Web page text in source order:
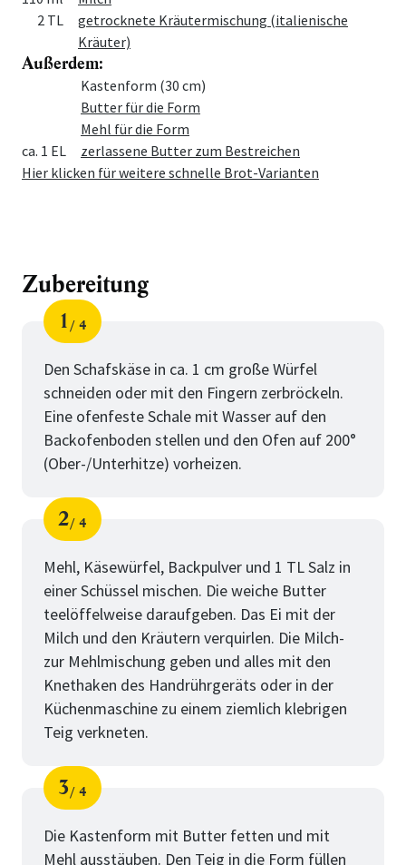
2 TL
getrocknete Kräutermischung (italienische
Kräuter)
Außerdem:
Zutat
Kastenform (30 cm)
Butter für die Form
Mehl für die Form
ca. 1 EL
zerlassene Butter zum Bestreichen
Hier klicken für weitere schnelle Brot-Varianten
Zubereitung
Schritt
1
von
4
Den Schafskäse in ca. 1 cm große Würfel
schneiden oder mit den Fingern zerbröckeln.
Eine ofenfeste Schale mit Wasser auf den
Backofenboden stellen und den Ofen auf 200°
(Ober-/Unterhitze) vorheizen.
Schritt
2
von
4
Mehl, Käsewürfel, Backpulver und 1 TL Salz in
einer Schüssel mischen. Die weiche Butter
teelöffelweise daraufgeben. Das Ei mit der
Milch und den Kräutern verquirlen. Die Milch-
zur Mehlmischung geben und alles mit den
Knethaken des Handrührgeräts oder in der
Küchenmaschine zu einem ziemlich klebrigen
Teig verkneten.
Schritt
3
von
4
Die Kastenform mit Butter fetten und mit
Mehl ausstäuben. Den Teig in die Form füllen